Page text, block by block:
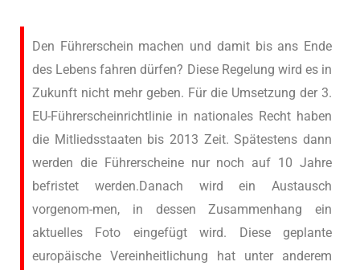
Den Führerschein machen und damit bis ans Ende
des Lebens fahren dürfen? Diese Regelung wird es in
Zukunft nicht mehr geben. Für die Umsetzung der 3.
EU-Führerscheinrichtlinie in nationales Recht haben
die Mitliedsstaaten bis 2013 Zeit. Spätestens dann
werden die Führerscheine nur noch auf 10 Jahre
befristet werden.Danach wird ein Austausch
vorgenom-men, in dessen Zusammenhang ein
aktuelles Foto eingefügt wird. Diese geplante
europäische Vereinheitlichung hat unter anderem